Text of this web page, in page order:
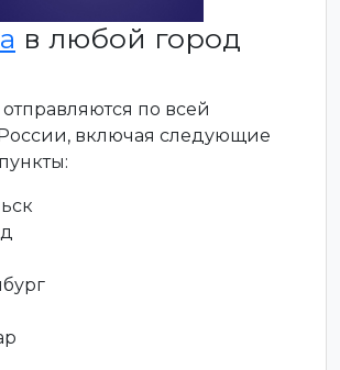
в любой город
по всей
включая следующие